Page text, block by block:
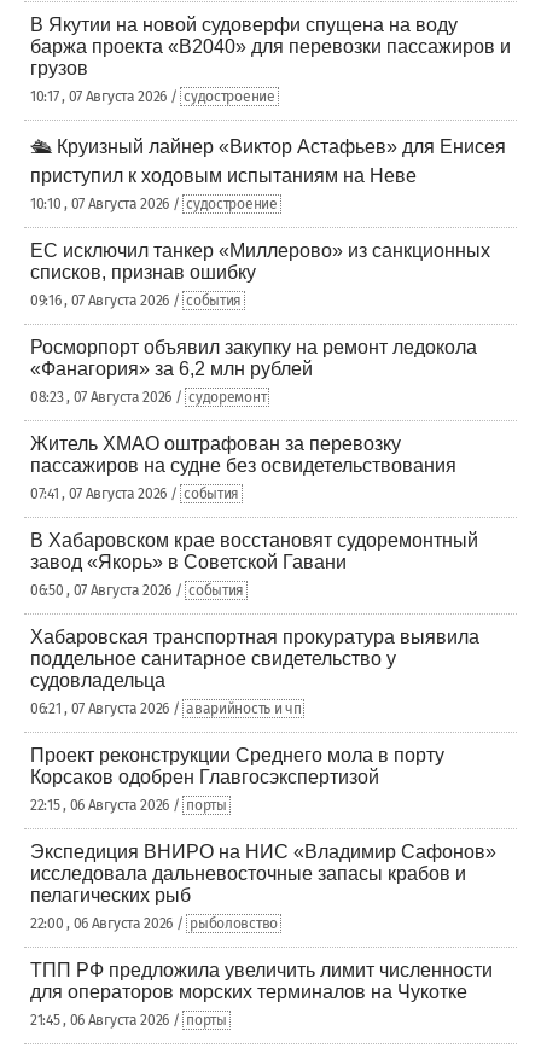
В Якутии на новой судоверфи спущена на воду
баржа проекта «В2040» для перевозки пассажиров и
грузов
10:17 , 07 Августа 2026 / судостроение
🛳️ Круизный лайнер «Виктор Астафьев» для Енисея
приступил к ходовым испытаниям на Неве
10:10 , 07 Августа 2026 / судостроение
ЕС исключил танкер «Миллерово» из санкционных
списков, признав ошибку
09:16 , 07 Августа 2026 / события
Росморпорт объявил закупку на ремонт ледокола
«Фанагория» за 6,2 млн рублей
08:23 , 07 Августа 2026 / судоремонт
Житель ХМАО оштрафован за перевозку
пассажиров на судне без освидетельствования
07:41 , 07 Августа 2026 / события
В Хабаровском крае восстановят судоремонтный
завод «Якорь» в Советской Гавани
06:50 , 07 Августа 2026 / события
Хабаровская транспортная прокуратура выявила
поддельное санитарное свидетельство у
судовладельца
06:21 , 07 Августа 2026 / аварийность и чп
Проект реконструкции Среднего мола в порту
Корсаков одобрен Главгосэкспертизой
22:15 , 06 Августа 2026 / порты
Экспедиция ВНИРО на НИС «Владимир Сафонов»
исследовала дальневосточные запасы крабов и
пелагических рыб
22:00 , 06 Августа 2026 / рыболовство
ТПП РФ предложила увеличить лимит численности
для операторов морских терминалов на Чукотке
21:45 , 06 Августа 2026 / порты